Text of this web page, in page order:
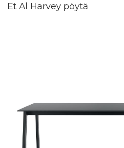
Et Al Harvey pöytä